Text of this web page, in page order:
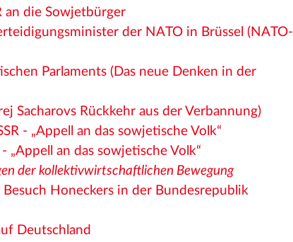
an die Sowjetbürger
der NATO in Brüssel (NATO-
Parlaments (Das neue Denken in der
Sacharovs Rückkehr aus der Verbannung)
- „Appell an das sowjetische Volk“
„Appell an das sowjetische Volk“
der kollektivwirtschaftlichen Bewegung
Honeckers in der Bundesrepublik
Deutschland